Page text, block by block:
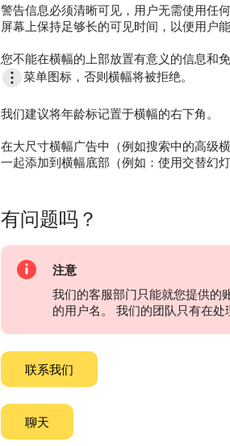
警告信息必须清晰可见，用户无需使用任
屏幕上保持足够长的可见时间，以便用户
您不能在横幅的上部放置有意义的信息和
菜单图标，否则横幅将被拒绝。
我们建议将年龄标记置于横幅的右下角。
在大尺寸横幅广告中（例如搜索中的高级
一起添加到横幅底部（例如：使用交替幻灯
有问题吗？
注意
我们的客服部门只能就您提供的
的用户名。 我们的团队只有在处
联系我们
聊天